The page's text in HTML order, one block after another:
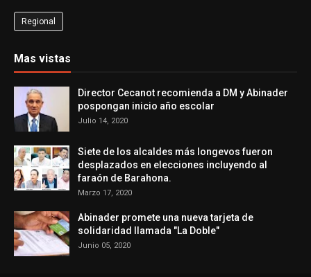
Regional
Mas vistas
Director Cecanot recomienda a DM y Abinader
pospongan inicio año escolar
Julio 14, 2020
Siete de los alcaldes más longevos fueron
desplazados en elecciones incluyendo al
faraón de Barahona.
Marzo 17, 2020
Abinader promete una nueva tarjeta de
solidaridad llamada "La Doble"
Junio 05, 2020